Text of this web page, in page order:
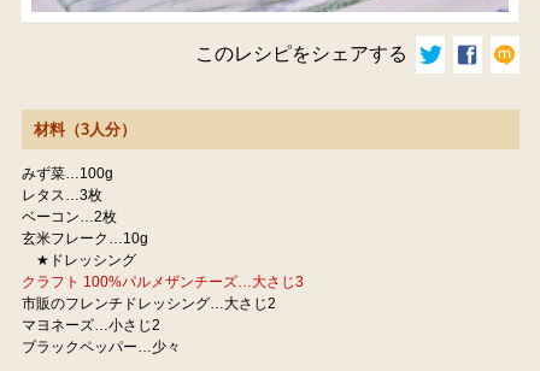
このレシピをシェアする
材料（3人分）
みず菜…100g
レタス…3枚
ベーコン…2枚
玄米フレーク…10g
★ドレッシング
クラフト 100%パルメザンチーズ…大さじ3
市販のフレンチドレッシング…大さじ2
マヨネーズ…小さじ2
ブラックペッパー…少々